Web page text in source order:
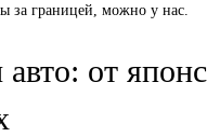
за границей, можно у нас.
от